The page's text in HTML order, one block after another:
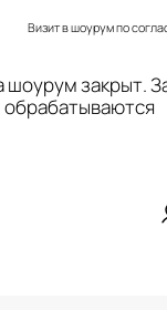
Визит в шоурум по
шоурум закрыт.
обрабатываются